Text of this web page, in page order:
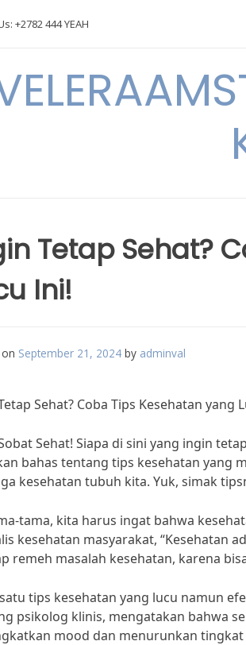
+2782 444 YEAH
Tetap Sehat?
Ini!
September 21, 2024 by adminval
Sehat? Coba Tips Kesehatan yang
Sehat! Siapa di sini yang ingin
bahas tentang tips kesehatan yang
kesehatan tubuh kita. Yuk, simak
tama, kita harus ingat bahwa
kesehatan masyarakat, “Kesehatan
remeh masalah kesehatan, karena
tips kesehatan yang lucu namun
psikolog klinis, mengatakan bahwa
mood dan menurunkan